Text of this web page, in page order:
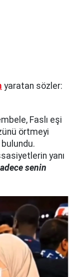
yaratan sözler:
Faslı eşi
örtmeyi
yanı
senin